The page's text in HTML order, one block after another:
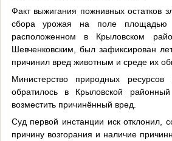
Факт выжигания пожнивных остатков
сбора урожая на поле площадью
расположенном в Крыловском
Шевченковским, был зафиксирован
причинил вред животным и среде их
Министерство природных ресурсов
обратилось в Крыловской
возместить причинённый вред.
Суд первой инстанции иск отклонил,
причину возгорания и наличие